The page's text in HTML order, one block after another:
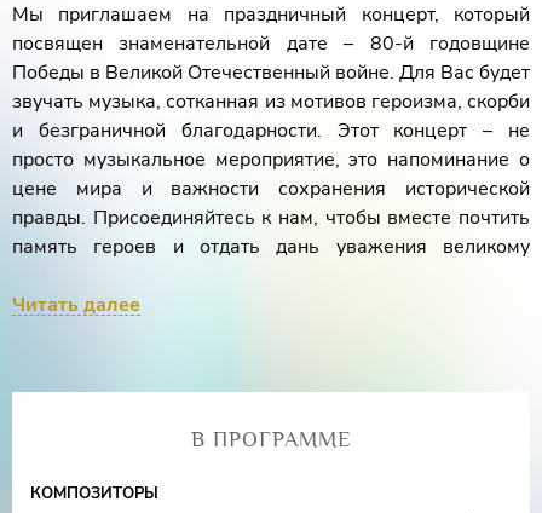
Мы приглашаем на праздничный концерт, который
посвящен знаменательной дате – 80-й годовщине
Победы в Великой Отечественный войне. Для Вас будет
звучать музыка, сотканная из мотивов героизма, скорби
и безграничной благодарности. Этот концерт – не
просто музыкальное мероприятие, это напоминание о
цене мира и важности сохранения исторической
правды. Присоединяйтесь к нам, чтобы вместе почтить
память героев и отдать дань уважения великому
студентам и жителям КМВ ВХОД СВОБОДНЫЙ! Для
Читать далее
В ПРОГРАММЕ
КОМПОЗИТОРЫ